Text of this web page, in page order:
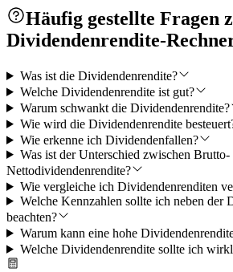
Häufig gestellte Fragen
Dividendenrendite-
Was ist die Dividendenrendite?
Welche Dividendenrendite ist gut?
Warum schwankt die Dividendenrendite?
Wie wird die Dividendenrendite
Wie erkenne ich Dividendenfallen?
Was ist der Unterschied zwischen Brutto-
Nettodividendenrendite?
Wie vergleiche ich Dividendenrenditen
Welche Kennzahlen sollte ich neben der
beachten?
Warum kann eine hohe
Welche Dividendenrendite sollte ich